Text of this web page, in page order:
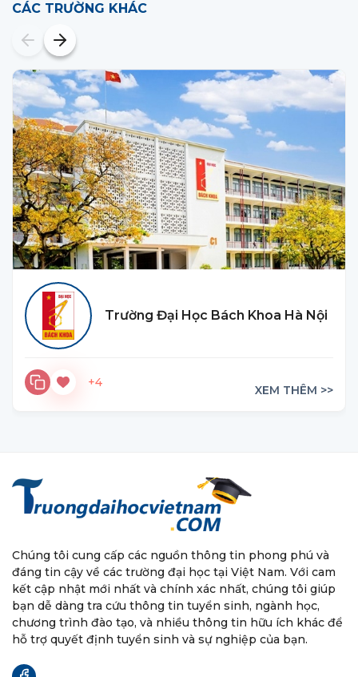
CÁC TRƯỜNG KHÁC
Trường Đại Học Bách Khoa Hà Nội
+4
XEM THÊM >>
Chúng tôi cung cấp các nguồn thông tin phong phú và
đáng tin cậy về các trường đại học tại Việt Nam. Với cam
kết cập nhật mới nhất và chính xác nhất, chúng tôi giúp
bạn dễ dàng tra cứu thông tin tuyển sinh, ngành học,
chương trình đào tạo, và nhiều thông tin hữu ích khác để
hỗ trợ quyết định tuyển sinh và sự nghiệp của bạn.